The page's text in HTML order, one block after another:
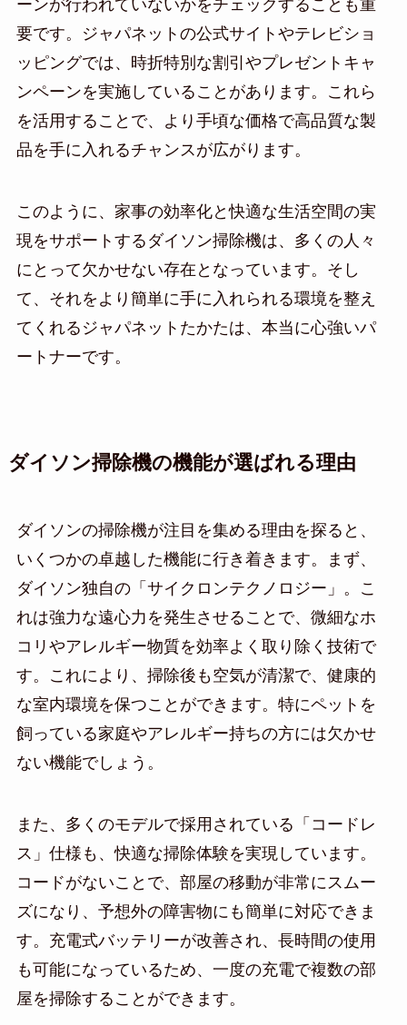
ーンが行われていないかをチェックすることも重
要です。ジャパネットの公式サイトやテレビショ
ッピングでは、時折特別な割引やプレゼントキャ
ンペーンを実施していることがあります。これら
を活用することで、より手頃な価格で高品質な製
品を手に入れるチャンスが広がります。
このように、家事の効率化と快適な生活空間の実
現をサポートするダイソン掃除機は、多くの人々
にとって欠かせない存在となっています。そし
て、それをより簡単に手に入れられる環境を整え
てくれるジャパネットたかたは、本当に心強いパ
ートナーです。
ダイソン掃除機の機能が選ばれる理由
ダイソンの掃除機が注目を集める理由を探ると、
いくつかの卓越した機能に行き着きます。まず、
ダイソン独自の「サイクロンテクノロジー」。こ
れは強力な遠心力を発生させることで、微細なホ
コリやアレルギー物質を効率よく取り除く技術で
す。これにより、掃除後も空気が清潔で、健康的
な室内環境を保つことができます。特にペットを
飼っている家庭やアレルギー持ちの方には欠かせ
ない機能でしょう。
また、多くのモデルで採用されている「コードレ
ス」仕様も、快適な掃除体験を実現しています。
コードがないことで、部屋の移動が非常にスムー
ズになり、予想外の障害物にも簡単に対応できま
す。充電式バッテリーが改善され、長時間の使用
も可能になっているため、一度の充電で複数の部
屋を掃除することができます。